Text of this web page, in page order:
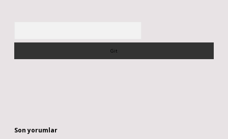
Son yorumlar